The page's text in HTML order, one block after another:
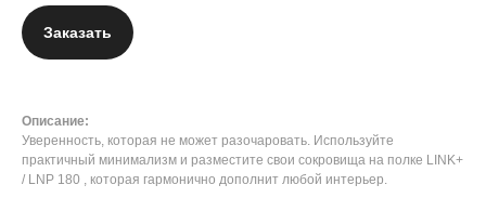
Заказать
Описание:
Уверенность, которая не может разочаровать. Используйте
практичный минимализм и разместите свои сокровища на полке LINK+
/ LNP 180 , которая гармонично дополнит любой интерьер.